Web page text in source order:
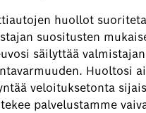
huollot
suositusten
säilyttää
Huoltosi
veloituksetonta
palvelustamme